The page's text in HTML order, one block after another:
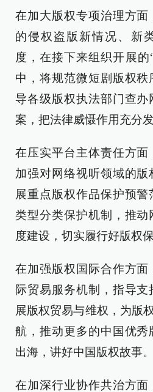
在加大版权专项治理方
的侵权盗版新情况、新
度，在接下来组织开展的
中，将规范微短剧版权
导各级版权执法部门查
案，把法律威慑作用充分发
在压实平台主体责任方面
加强对网络视听领域的
展重点版权作品保护预
类型分类保护机制，推动
度建设，切实履行好版权
在加强版权国际合作方面
际贸易服务机制，指导
展版权贸易与维权，为版
航，推动更多的中国优
出海，讲好中国版权故事。
在加深行业协作共治方